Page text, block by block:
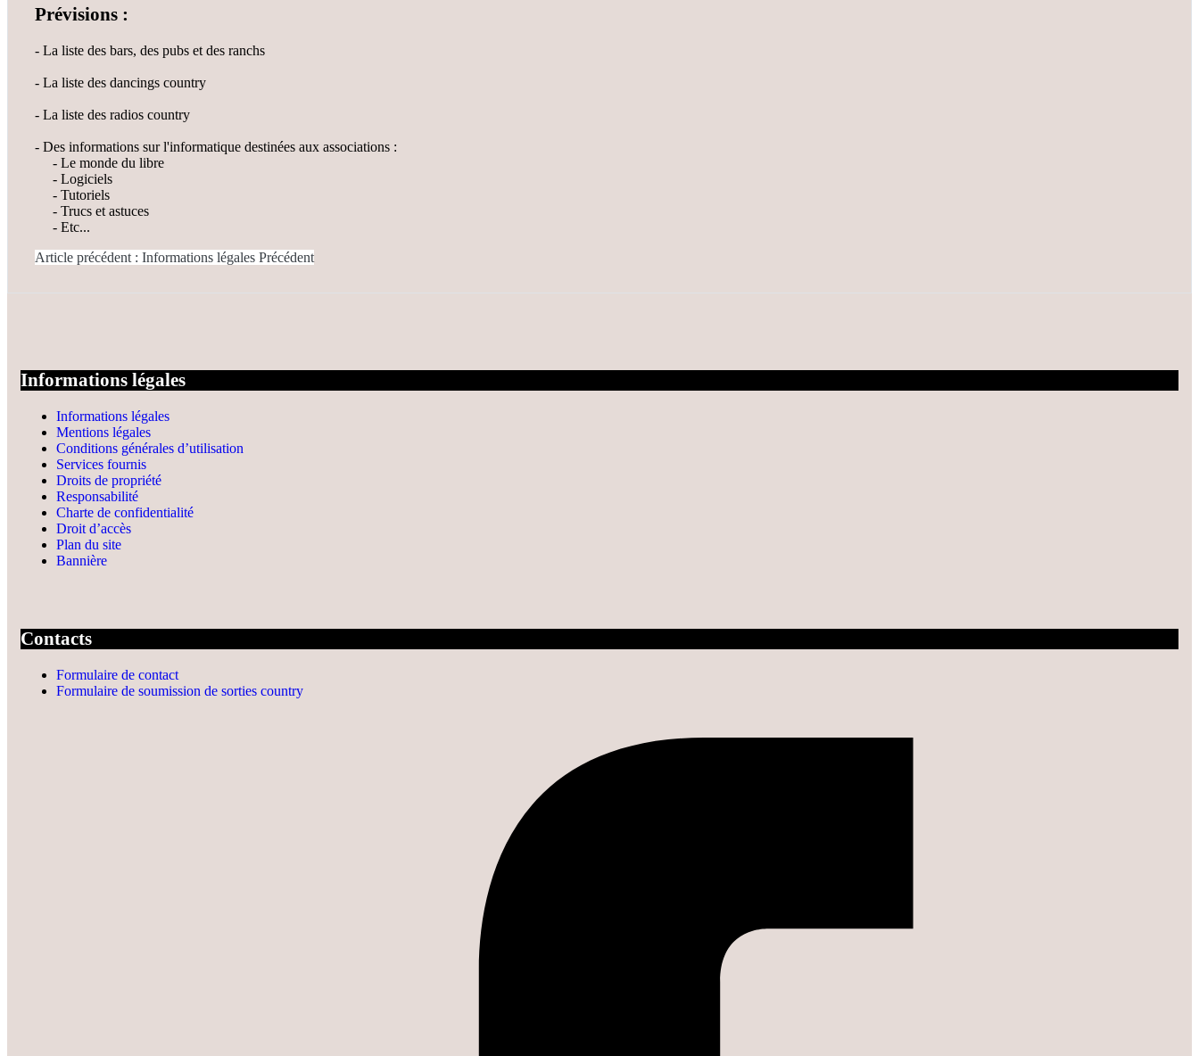
Prévisions :
- La liste des bars, des pubs et des ranchs
- La liste des dancings country
- La liste des radios country
- Des informations sur l'informatique destinées aux associations :
- Le monde du libre
- Logiciels
- Tutoriels
- Trucs et astuces
- Etc...
Article précédent : Informations légales Précédent
Informations légales
Informations légales
Mentions légales
Conditions générales d’utilisation
Services fournis
Droits de propriété
Responsabilité
Charte de confidentialité
Droit d’accès
Plan du site
Bannière
Contacts
Formulaire de contact
Formulaire de soumission de sorties country